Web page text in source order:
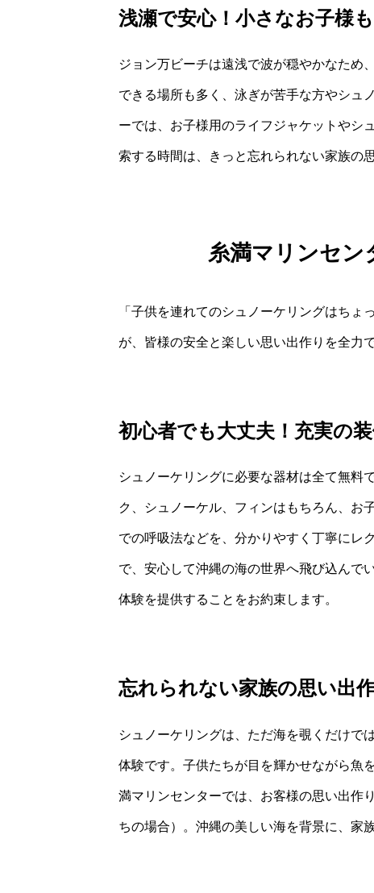
浅瀬で安心！小さなお子様
ジョン万ビーチは遠浅で波が穏やかなため
できる場所も多く、泳ぎが苦手な方やシュ
ーでは、お子様用のライフジャケットやシ
索する時間は、きっと忘れられない家族の
糸満マリンセン
「子供を連れてのシュノーケリングはち
が、皆様の安全と楽しい思い出作りを全力
初心者でも大丈夫！充実の
シュノーケリングに必要な器材は全て無料
ク、シュノーケル、フィンはもちろん、お
での呼吸法などを、分かりやすく丁寧にレ
で、安心して沖縄の海の世界へ飛び込んで
体験を提供することをお約束します。
忘れられない家族の思い出
シュノーケリングは、ただ海を覗くだけで
体験です。子供たちが目を輝かせながら魚
満マリンセンターでは、お客様の思い出作
ちの場合）。沖縄の美しい海を背景に、家